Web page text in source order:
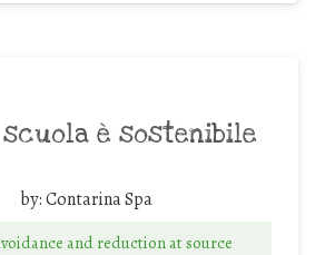
scuola è sostenibile
by:Contarina Spa
and reduction at source